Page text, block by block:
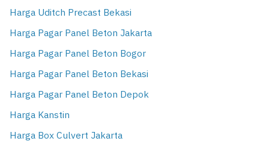
Harga Uditch Precast Bekasi
Harga Pagar Panel Beton Jakarta
Harga Pagar Panel Beton Bogor
Harga Pagar Panel Beton Bekasi
Harga Pagar Panel Beton Depok
Harga Kanstin
Harga Box Culvert Jakarta